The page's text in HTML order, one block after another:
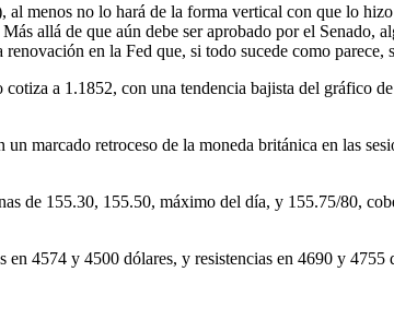
menos no lo hará de la forma vertical con que lo
allá de que aún debe ser aprobado por el Senado,
en la Fed que, si todo sucede como parece,
a 1.1852, con una tendencia bajista del gráfico
marcado retroceso de la moneda británica en las
de 155.30, 155.50, máximo del día, y 155.75/80,
4574 y 4500 dólares, y resistencias en 4690 y 4755